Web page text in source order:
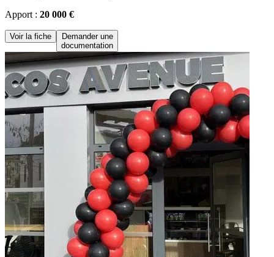
Apport : 20 000 €
Voir la fiche
Demander une
documentation